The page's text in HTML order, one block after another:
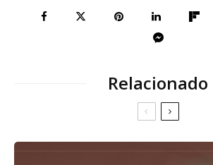
Relacionado